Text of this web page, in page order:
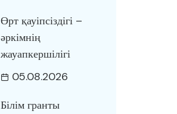
Өрт қауіпсіздігі –
әркімнің
жауапкершілігі
05.08.2026
Білім гранты